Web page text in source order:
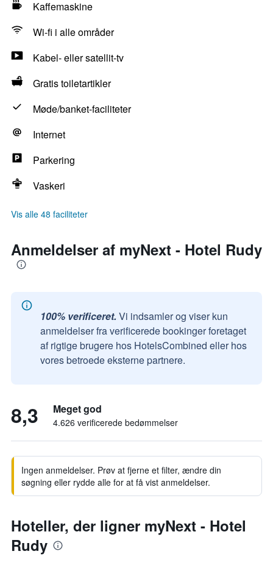
Kaffemaskine
Wi-fi i alle områder
Kabel- eller satellit-tv
Gratis toiletartikler
Møde/banket-faciliteter
Internet
Parkering
Vaskeri
Vis alle 48 faciliteter
Anmeldelser af myNext - Hotel Rudy
100% verificeret. Vi indsamler og viser kun
anmeldelser fra verificerede bookinger foretaget
af rigtige brugere hos HotelsCombined eller hos
vores betroede eksterne partnere.
8,3 Meget god
4.626 verificerede bedømmelser
Ingen anmeldelser. Prøv at fjerne et filter, ændre din
søgning eller rydde alle for at få vist anmeldelser.
Hoteller, der ligner myNext - Hotel
Rudy